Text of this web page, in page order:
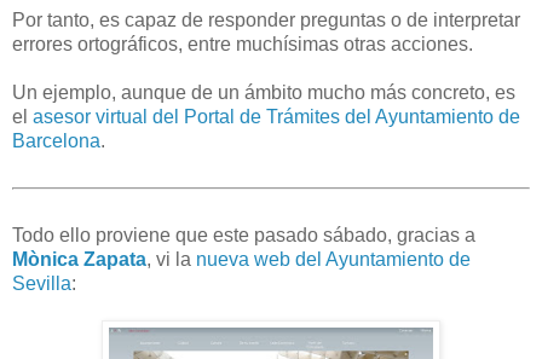
Por tanto, es capaz de responder preguntas o de interpretar
errores ortográficos, entre muchísimas otras acciones.
Un ejemplo, aunque de un ámbito mucho más concreto, es
el asesor virtual del Portal de Trámites del Ayuntamiento de
Barcelona.
Todo ello proviene que este pasado sábado, gracias a
Mònica Zapata, vi la nueva web del Ayuntamiento de
Sevilla: